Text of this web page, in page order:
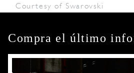
Courtesy of Swarovski
Compra el último